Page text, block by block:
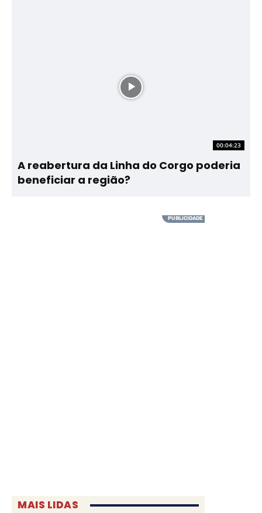
00:04:23
A reabertura da Linha do Corgo poderia
beneficiar a região?
MAIS LIDAS